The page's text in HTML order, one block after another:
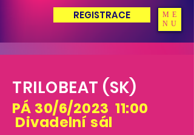
REGISTRACE
ME
NU
TRILOBEAT (SK)
PÁ 30/6/2023 11:00
Divadelní sál